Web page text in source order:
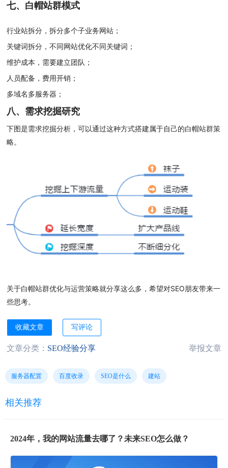
七、白帽站群模式
行业站拆分，拆分多个子业务网站；
关键词拆分，不同网站优化不同关键词；
维护成本，需要建立团队；
人员配备，费用开销；
多域名多服务器；
八、需求挖掘研究
下图是需求挖掘分析，可以通过这种方式搭建属于自己的白帽站群策
略。
关于白帽站群优化与运营策略就分享这么多，希望对SEO朋友带来一
些思考。
收藏文章 写评论
文章分类： SEO经验分享 举报文章
服务器配置 百度收录 SEO是什么 建站
相关推荐
2024年，我的网站流量去哪了？未来SEO怎么做？